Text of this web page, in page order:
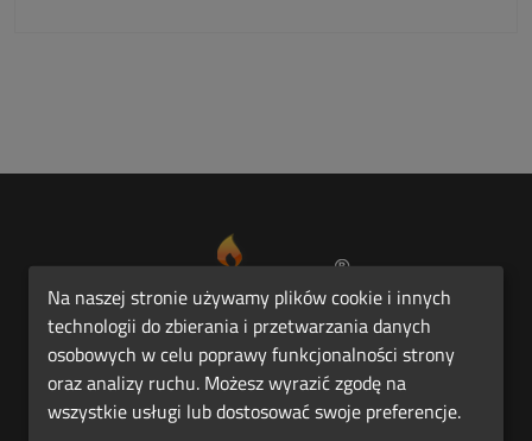
Pierwsza Polska Platforma Funeralna FUNER®.
Jesteśmy członkiem
Na naszej stronie używamy plików cookie i innych
technologii do zbierania i przetwarzania danych
osobowych w celu poprawy funkcjonalności strony
oraz analizy ruchu. Możesz wyrazić zgodę na
wszystkie usługi lub dostosować swoje preferencje.